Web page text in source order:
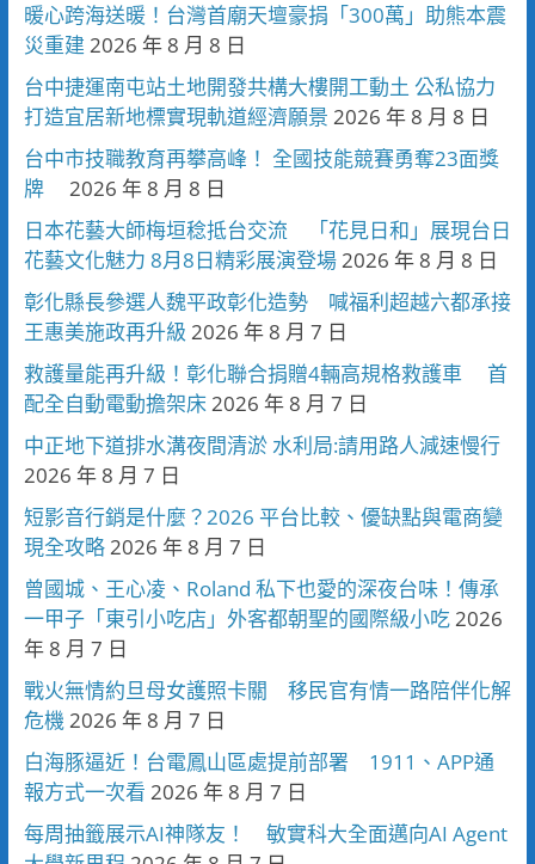
暖心跨海送暖！台灣首廟天壇豪捐「300萬」助熊本震
災重建 2026 年 8 月 8 日
台中捷運南屯站土地開發共構大樓開工動土 公私協力
打造宜居新地標實現軌道經濟願景 2026 年 8 月 8 日
台中市技職教育再攀高峰！ 全國技能競賽勇奪23面獎
牌
2026 年 8 月 8 日
日本花藝大師梅垣稔抵台交流 「花見日和」展現台日
花藝文化魅力 8月8日精彩展演登場2026 年 8 月 8 日
彰化縣長參選人魏平政彰化造勢 喊福利超越六都承接
王惠美施政再升級 2026 年 8 月 7 日
救護量能再升級！彰化聯合捐贈4輛高規格救護車 首
配全自動電動擔架床2026 年 8 月 7 日
中正地下道排水溝夜間清淤 水利局:請用路人減速慢行
2026 年 8 月 7 日
短影音行銷是什麼？2026 平台比較、優缺點與電商變
現全攻略2026 年 8 月 7 日
曾國城、王心凌、Roland 私下也愛的深夜台味！傳承
一甲子「東引小吃店」外客都朝聖的國際級小吃2026
年 8 月 7 日
戰火無情約旦母女護照卡關 移民官有情一路陪伴化解
危機2026 年 8 月 7 日
白海豚逼近！台電鳳山區處提前部署 1911、APP通
報方式一次看 2026 年 8 月 7 日
每周抽籤展示AI神隊友！ 敏實科大全面邁向AI Agent